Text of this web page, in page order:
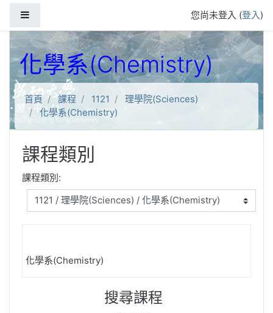
您尚未登入 (登入)
化學系(Chemistry)
首頁 課程 1121
理學院(Sciences)
化學系(Chemistry)
課程類別
課程類別:
化學系(Chemistry)
搜尋課程